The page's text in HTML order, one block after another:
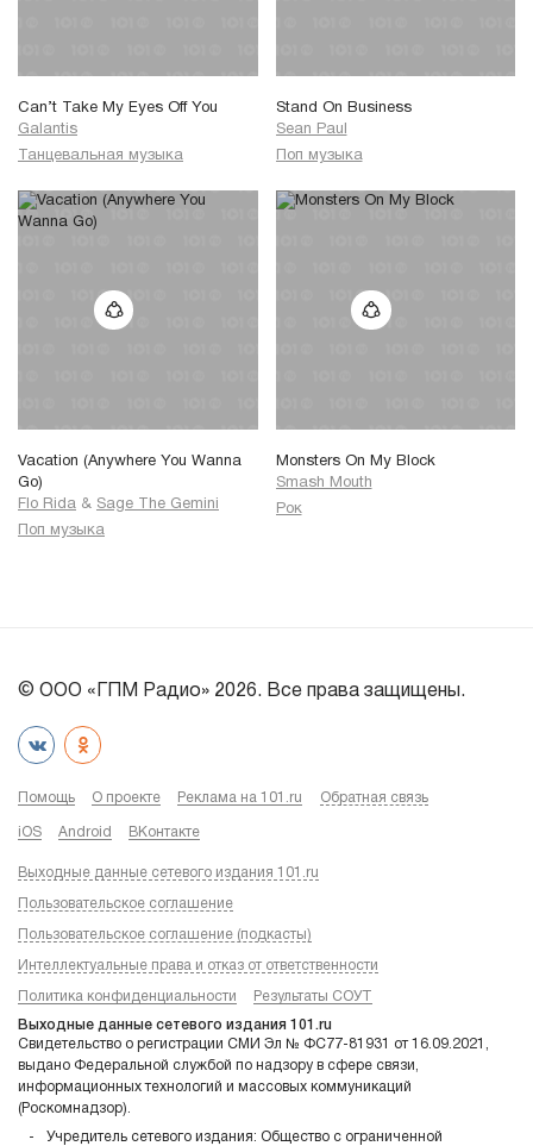
Can’t Take My Eyes Off You
Galantis
Танцевальная музыка
Stand On Business
Sean Paul
Поп музыка
Vacation (Anywhere You Wanna
Go)
Flo Rida & Sage The Gemini
Поп музыка
Monsters On My Block
Smash Mouth
Рок
© ООО «ГПМ Радио» 2026. Все права защищены.
Помощь О проекте Реклама на 101.ru Обратная связь
iOS Android ВКонтакте
Выходные данные сетевого издания 101.ru
Пользовательское соглашение
Пользовательское соглашение (подкасты)
Интеллектуальные права и отказ от ответственности
Политика конфиденциальности Результаты СОУТ
Выходные данные сетевого издания 101.ru
Свидетельство о регистрации СМИ Эл № ФС77-81931 от 16.09.2021,
выдано Федеральной службой по надзору в сфере связи,
информационных технологий и массовых коммуникаций
(Роскомнадзор).
Учредитель сетевого издания: Общество с ограниченной